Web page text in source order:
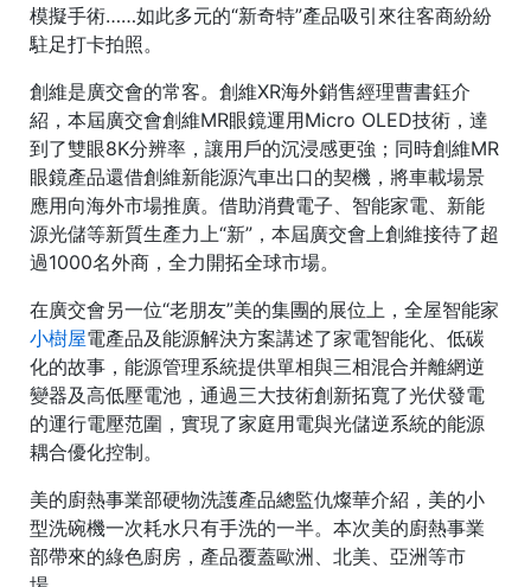
模擬手術……如此多元的“新奇特”產品吸引來往客商紛紛
駐足打卡拍照。
創維是廣交會的常客。創維XR海外銷售經理曹書鈺介
紹，本屆廣交會創維MR眼鏡運用Micro OLED技術，達
到了雙眼8K分辨率，讓用戶的沉浸感更強；同時創維MR
眼鏡產品還借創維新能源汽車出口的契機，將車載場景
應用向海外市場推廣。借助消費電子、智能家電、新能
源光儲等新質生產力上“新”，本屆廣交會上創維接待了超
過1000名外商，全力開拓全球市場。
在廣交會另一位“老朋友”美的集團的展位上，全屋智能家
小樹屋電產品及能源解決方案講述了家電智能化、低碳
化的故事，能源管理系統提供單相與三相混合并離網逆
變器及高低壓電池，通過三大技術創新拓寬了光伏發電
的運行電壓范圍，實現了家庭用電與光儲逆系統的能源
耦合優化控制。
美的廚熱事業部硬物洗護產品總監仇燦華介紹，美的小
型洗碗機一次耗水只有手洗的一半。本次美的廚熱事業
部帶來的綠色廚房，產品覆蓋歐洲、北美、亞洲等市